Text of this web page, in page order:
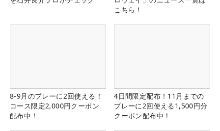
こちら！
8-9月のプレーに2回使える！
コース限定2,000円クーポン
配布中！
4日間限定配布！11月までの
プレーに2回使える1,500円分
クーポン配布中！